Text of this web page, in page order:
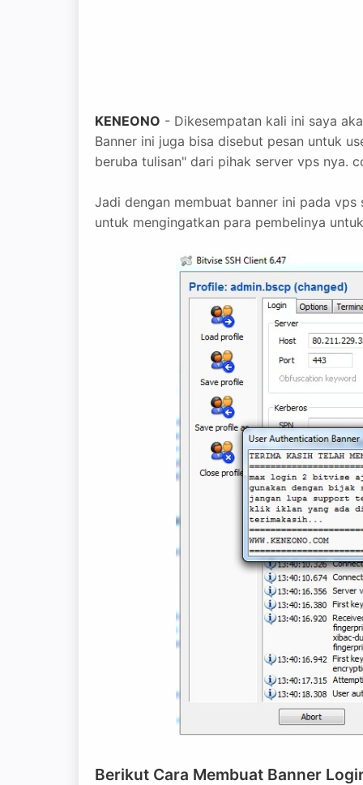
KENEONO - Dikesempatan kali ini saya
Banner ini juga bisa disebut pesan untuk
beruba tulisan" dari pihak server vps nya.
Jadi dengan membuat banner ini pada
untuk mengingatkan para pembelinya
Berikut Cara Membuat Banner